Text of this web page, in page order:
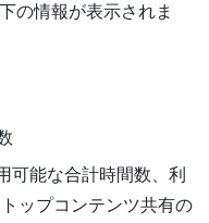
の情報が表示されま
可能な合計時間数、利
ップコンテンツ共有の